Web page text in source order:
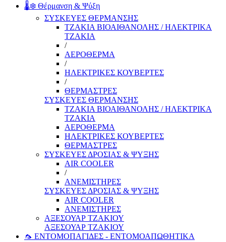
🌡️❄️ Θέρμανση & Ψύξη
ΣΥΣΚΕΥΕΣ ΘΕΡΜΑΝΣΗΣ
ΤΖΑΚΙΑ ΒΙΟΑΙΘΑΝΟΛΗΣ / ΗΛΕΚΤΡΙΚΑ
ΤΖΑΚΙΑ
/
ΑΕΡΟΘΕΡΜΑ
/
ΗΛΕΚΤΡΙΚΕΣ ΚΟΥΒΕΡΤΕΣ
/
ΘΕΡΜΑΣΤΡΕΣ
ΣΥΣΚΕΥΕΣ ΘΕΡΜΑΝΣΗΣ
ΤΖΑΚΙΑ ΒΙΟΑΙΘΑΝΟΛΗΣ / ΗΛΕΚΤΡΙΚΑ
ΤΖΑΚΙΑ
ΑΕΡΟΘΕΡΜΑ
ΗΛΕΚΤΡΙΚΕΣ ΚΟΥΒΕΡΤΕΣ
ΘΕΡΜΑΣΤΡΕΣ
ΣΥΣΚΕΥΕΣ ΔΡΟΣΙΑΣ & ΨΥΞΗΣ
AIR COOLER
/
ΑΝΕΜΙΣΤΗΡΕΣ
ΣΥΣΚΕΥΕΣ ΔΡΟΣΙΑΣ & ΨΥΞΗΣ
AIR COOLER
ΑΝΕΜΙΣΤΗΡΕΣ
ΑΞΕΣΟΥΑΡ ΤΖΑΚΙΟΥ
ΑΞΕΣΟΥΑΡ ΤΖΑΚΙΟΥ
🦟 ΕΝΤΟΜΟΠΑΓΙΔΕΣ - ΕΝΤΟΜΟΑΠΩΘΗΤΙΚΑ